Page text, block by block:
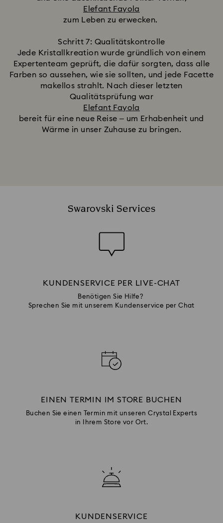
Elefant Fayola
zum Leben zu erwecken.
Schritt 7: Qualitätskontrolle
Jede Kristallkreation wurde gründlich von einem
Expertenteam geprüft, die dafür sorgten, dass alle
Farben so aussehen, wie sie sollten, und jede Facette
makellos strahlt. Nach dieser letzten
Qualitätsprüfung war
Elefant Fayola
bereit für eine neue Reise – um Erhabenheit und
Wärme in unser Zuhause zu bringen.
Swarovski Services
KUNDENSERVICE PER LIVE-CHAT
Benötigen Sie Hilfe?
Sprechen Sie mit unserem Kundenservice per Chat
EINEN TERMIN IM STORE BUCHEN
Buchen Sie einen Termin mit unseren Crystal Experts
in Ihrem Store vor Ort.
KUNDENSERVICE